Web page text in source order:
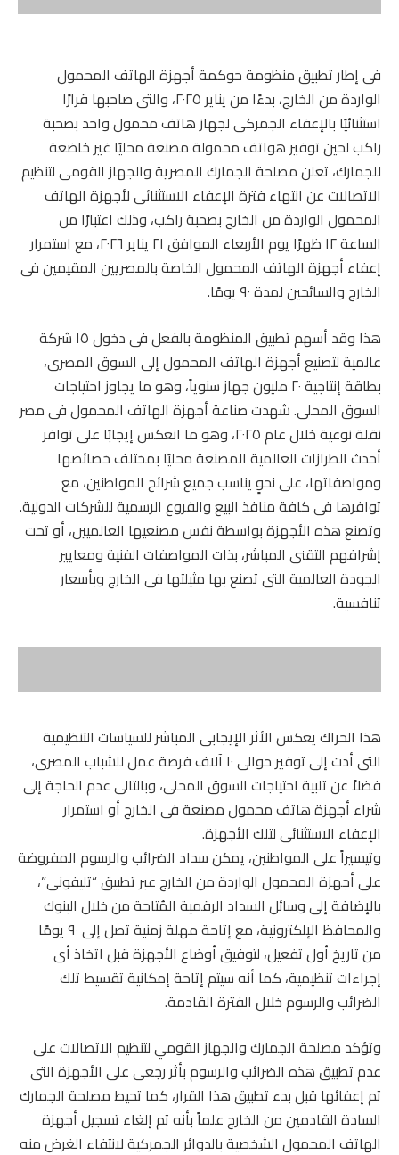
فى إطار تطبيق منظومة حوكمة أجهزة الهاتف المحمول
الواردة من الخارج، بدءًا من يناير ٢٠٢٥، والتى صاحبها قرارًا
استثنائيًا بالإعفاء الجمركى لجهاز هاتف محمول واحد بصحبة
راكب لحين توفير هواتف محمولة مصنعة محليًا غير خاضعة
للجمارك، تعلن مصلحة الجمارك المصرية والجهاز القومى لتنظيم
الاتصالات عن انتهاء فترة الإعفاء الاستثنائى لأجهزة الهاتف
المحمول الواردة من الخارج بصحبة راكب، وذلك اعتبارًا من
الساعة ١٢ ظهرًا يوم الأربعاء الموافق ٢١ يناير ٢٠٢٦، مع استمرار
إعفاء أجهزة الهاتف المحمول الخاصة بالمصريين المقيمين فى
الخارج والسائحين لمدة ٩٠ يومًا.
هذا وقد أسهم تطبيق المنظومة بالفعل فى دخول ١٥ شركة
عالمية لتصنيع أجهزة الهاتف المحمول إلى السوق المصرى،
بطاقة إنتاجية ۲۰ مليون جهاز سنوياً، وهو ما يجاوز احتياجات
السوق المحلى. شهدت صناعة أجهزة الهاتف المحمول فى مصر
نقلة نوعية خلال عام ۲۰۲٥، وهو ما انعكس إيجابًا على توافر
أحدث الطرازات العالمية المصنعة محليًا بمختلف خصائصها
ومواصفاتها، على نحوٍ يناسب جميع شرائح المواطنين، مع
توافرها فى كافة منافذ البيع والفروع الرسمية للشركات الدولية.
وتصنع هذه الأجهزة بواسطة نفس مصنعيها العالميين، أو تحت
إشرافهم التقنى المباشر، بذات المواصفات الفنية ومعايير
الجودة العالمية التى تصنع بها مثيلتها فى الخارج وبأسعار
تنافسية.
هذا الحراك يعكس الأثر الإيجابى المباشر للسياسات التنظيمية
التى أدت إلى توفير حوالى ١۰ آلاف فرصة عمل للشباب المصرى،
فضلاً عن تلبية احتياجات السوق المحلى، وبالتالى عدم الحاجة إلى
شراء أجهزة هاتف محمول مصنعة فى الخارج أو استمرار
الإعفاء الاستثنائى لتلك الأجهزة.
وتيسيراً على المواطنين، يمكن سداد الضرائب والرسوم المفروضة
على أجهزة المحمول الواردة من الخارج عبر تطبيق “تليفونى”،
بالإضافة إلى وسائل السداد الرقمية المُتاحة من خلال البنوك
والمحافظ الإلكترونية، مع إتاحة مهلة زمنية تصل إلى ٩٠ يومًا
من تاريخ أول تفعيل، لتوفيق أوضاع الأجهزة قبل اتخاذ أى
إجراءات تنظيمية، كما أنه سيتم إتاحة إمكانية تقسيط تلك
الضرائب والرسوم خلال الفترة القادمة.
وتؤكد مصلحة الجمارك والجهاز القومي لتنظيم الاتصالات على
عدم تطبيق هذه الضرائب والرسوم بأثر رجعى على الأجهزة التى
تم إعفائها قبل بدء تطبيق هذا القرار، كما تحيط مصلحة الجمارك
السادة القادمين من الخارج علماً بأنه تم إلغاء تسجيل أجهزة
الهاتف المحمول الشخصية بالدوائر الجمركية لانتفاء الغرض منه